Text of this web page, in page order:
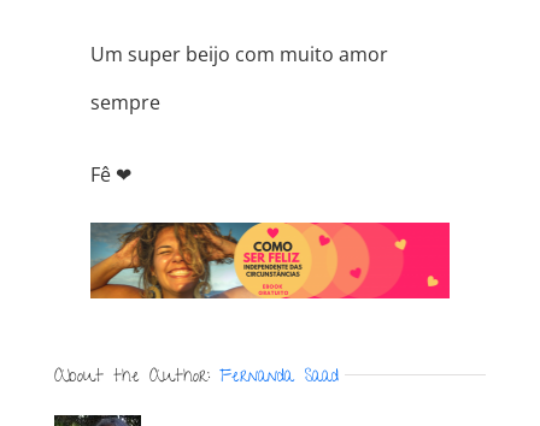
Um super beijo com muito amor
sempre
Fê ❤
About the Author: Fernanda Saad